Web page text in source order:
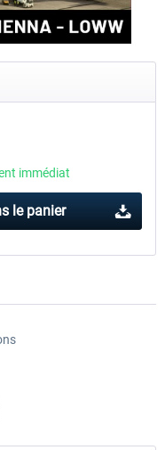
sim-wings Hamburg
immédiat
le panier